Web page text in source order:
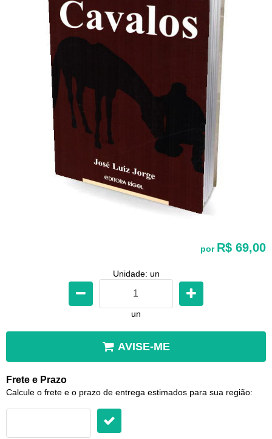
por R$ 69,00
Unidade: un
un
AVISE-ME
Frete e Prazo
Calcule o frete e o prazo de entrega estimados para sua região: